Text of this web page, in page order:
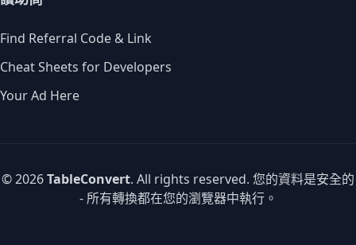
Find Referral Code & Link
Cheat Sheets for Developers
Your Ad Here
© 2026TableConvert. All rights reserved. 您的資料是安全的
- 所有轉換都在您的瀏覽器中執行。